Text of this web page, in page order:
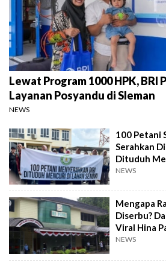
Lewat Program 1000 HPK, BRI
Layanan Posyandu di Sleman
NEWS
100 Petani
Serahkan
Dituduh
NEWS
Mengapa
Diserbu?
Viral Hina
NEWS